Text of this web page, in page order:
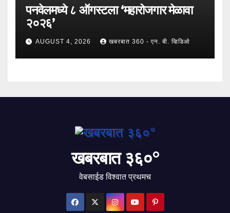
पनवेलमध्ये ८ ऑगस्टला ‘महारोजगार मेळावा
२०२६’
AUGUST 4, 2026 खबरबात 360 - एन. बी. व्हिडिओ
खबरबात ३६०°
वेबसाईड विश्वात प्रथमच